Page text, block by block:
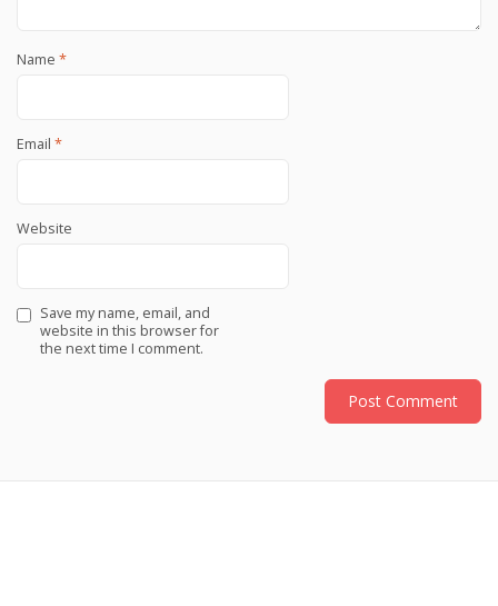
Name *
Email *
Website
Save my name, email, and
website in this browser for
the next time I comment.